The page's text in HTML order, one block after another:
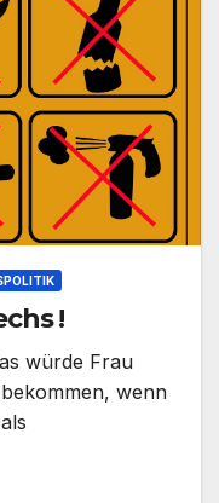
!
würde Frau
wenn